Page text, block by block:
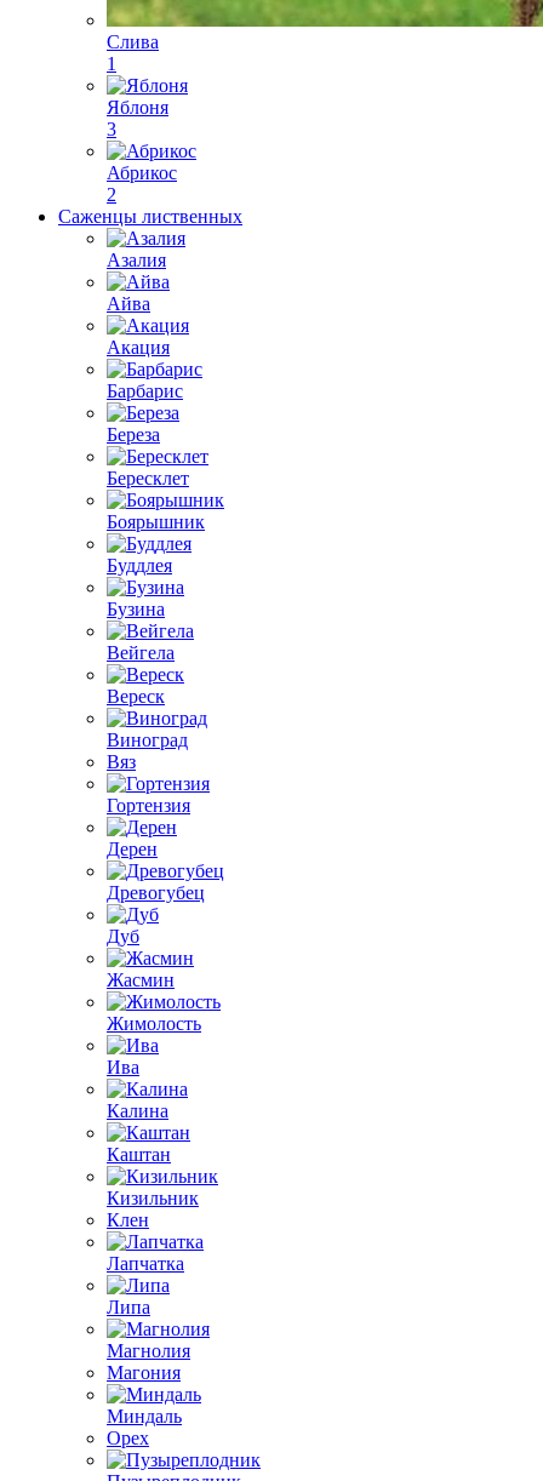
Слива
1
Яблоня
3
Абрикос
2
Саженцы лиственных
Азалия
Айва
Акация
Барбарис
Береза
Бересклет
Боярышник
Буддлея
Бузина
Вейгела
Вереск
Виноград
Вяз
Гортензия
Дерен
Древогубец
Дуб
Жасмин
Жимолость
Ива
Калина
Каштан
Кизильник
Клен
Лапчатка
Липа
Магнолия
Магония
Миндаль
Орех